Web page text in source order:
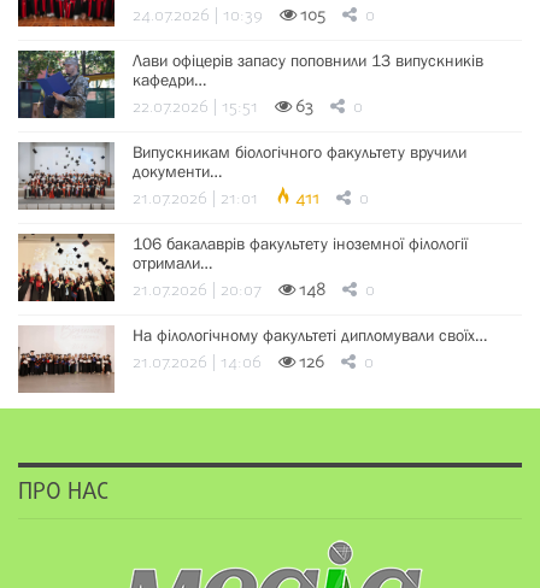
24.07.2026 | 10:39 105 0
Лави офіцерів запасу поповнили 13 випускників
кафедри…
22.07.2026 | 15:51 63 0
Випускникам біологічного факультету вручили
документи…
21.07.2026 | 21:01 411 0
106 бакалаврів факультету іноземної філології
отримали…
21.07.2026 | 20:07 148 0
На філологічному факультеті дипломували своїх…
21.07.2026 | 14:06 126 0
ПРО НАС